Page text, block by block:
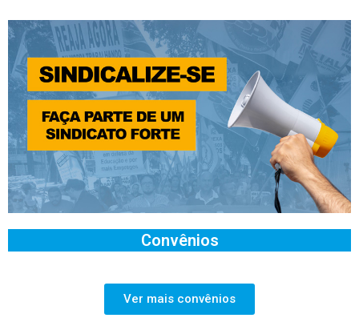
Convênios
Ver mais convênios